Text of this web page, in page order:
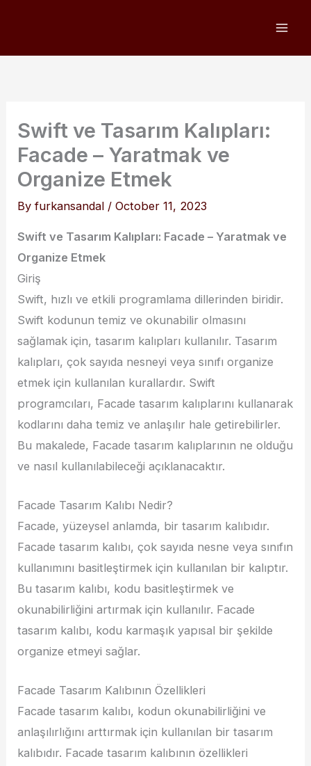
Swift ve Tasarım Kalıpları:
Facade – Yaratmak ve
Organize Etmek
Byfurkansandal /October 11, 2023
Swift ve Tasarım Kalıpları: Facade – Yaratmak ve
Organize Etmek
Giriş
Swift, hızlı ve etkili programlama dillerinden biridir.
Swift kodunun temiz ve okunabilir olmasını
sağlamak için, tasarım kalıpları kullanılır. Tasarım
kalıpları, çok sayıda nesneyi veya sınıfı organize
etmek için kullanılan kurallardır. Swift
programcıları, Facade tasarım kalıplarını kullanarak
kodlarını daha temiz ve anlaşılır hale getirebilirler.
Bu makalede, Facade tasarım kalıplarının ne olduğu
ve nasıl kullanılabileceği açıklanacaktır.
Facade Tasarım Kalıbı Nedir?
Facade, yüzeysel anlamda, bir tasarım kalıbıdır.
Facade tasarım kalıbı, çok sayıda nesne veya sınıfın
kullanımını basitleştirmek için kullanılan bir kalıptır.
Bu tasarım kalıbı, kodu basitleştirmek ve
okunabilirliğini artırmak için kullanılır. Facade
tasarım kalıbı, kodu karmaşık yapısal bir şekilde
organize etmeyi sağlar.
Facade Tasarım Kalıbının Özellikleri
Facade tasarım kalıbı, kodun okunabilirliğini ve
anlaşılırlığını arttırmak için kullanılan bir tasarım
kalıbıdır. Facade tasarım kalıbının özellikleri